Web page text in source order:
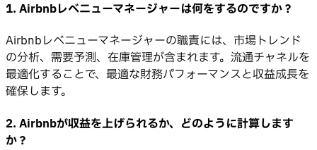
1. Airbnbレベニューマネージャーは何をするのですか？
Airbnbレベニューマネージャーの職責には、市場トレンド
の分析、需要予測、在庫管理が含まれます。流通チャネルを
最適化することで、最適な財務パフォーマンスと収益成長を
確保します。
2. Airbnbが収益を上げられるか、どのように計算します
か？